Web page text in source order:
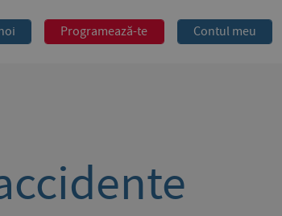
Programează-te Contul meu